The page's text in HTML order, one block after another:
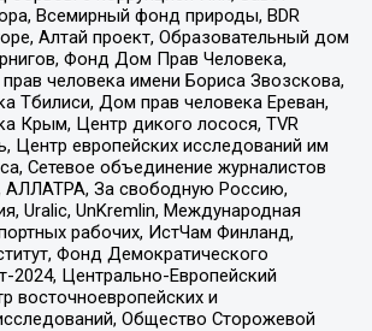
Всемирный фонд природы, BDR
Алтай проект, Образовательный дом
Фонд Дом Прав Человека,
человека имени Бориса Звозскова,
Тбилиси, Дом прав человека Ереван,
Крым, Центр дикого лосося, TVR
Центр европейских исследований им
Сетевое объединение журналистов
АЛЛАТРА, За свободную Россию,
Uralic, UnKremlin, Международная
рабочих, ИстЧам Финланд,
Фонд Демократического
2024, Центрально-Европейский
восточноевропейских и
Общество Сторожевой